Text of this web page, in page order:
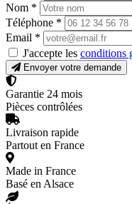
Nom *
Téléphone *
Email *
J'accepte les conditions
Envoyer votre demande
Garantie 24 mois
Pièces contrôlées
Livraison rapide
Partout en France
Made in France
Basé en Alsace